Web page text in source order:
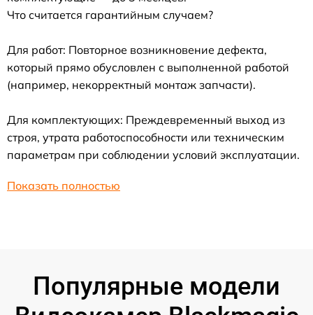
Что считается гарантийным случаем?
Для работ: Повторное возникновение дефекта,
который прямо обусловлен с выполненной работой
(например, некорректный монтаж запчасти).
Для комплектующих: Преждевременный выход из
строя, утрата работоспособности или техническим
параметрам при соблюдении условий эксплуатации.
Показать полностью
Популярные модели